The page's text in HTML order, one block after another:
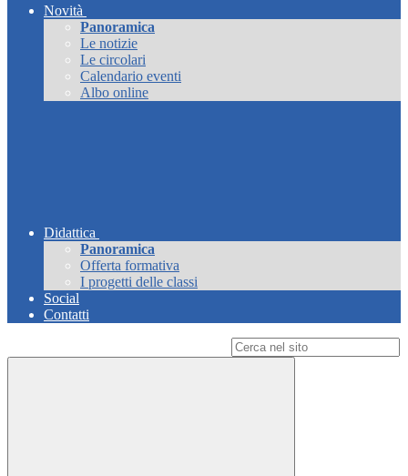
Novità
Panoramica
Le notizie
Le circolari
Calendario eventi
Albo online
Didattica
Panoramica
Offerta formativa
I progetti delle classi
Social
Contatti